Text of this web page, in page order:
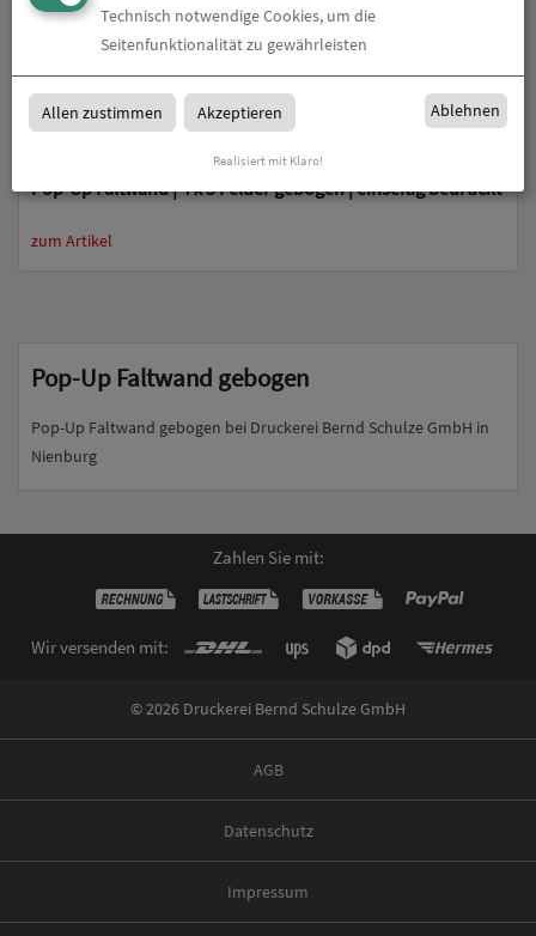
Pop-Up Faltwand | 4 x 3 Felder gebogen | einseitig bedruckt
zum Artikel
Pop-Up Faltwand gebogen
Pop-Up Faltwand gebogen bei Druckerei Bernd Schulze GmbH in
Nienburg
Zahlen Sie mit:
Wir versenden mit:
© 2026 Druckerei Bernd Schulze GmbH
AGB
Datenschutz
Impressum
Technisch notwendige Cookies, um die
Seitenfunktionalität zu gewährleisten
Allen zustimmen Akzeptieren Ablehnen
Realisiert mit Klaro!